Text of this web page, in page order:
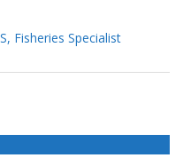
Fisheries Specialist